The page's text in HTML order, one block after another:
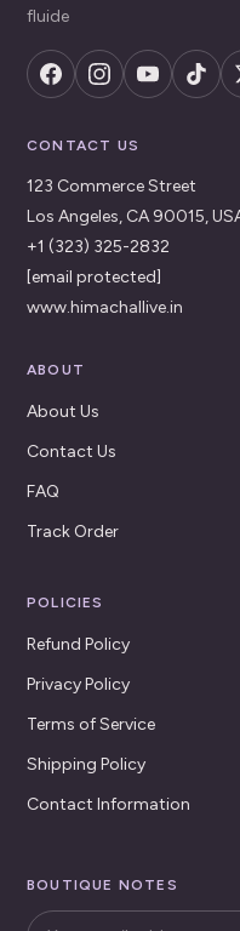
fluide
CONTACT US
123 Commerce Street
Los Angeles, CA 90015,
+1 (323) 325-2832
[email protected]
www.himachallive.in
ABOUT
About Us
Contact Us
FAQ
Track Order
POLICIES
Refund Policy
Privacy Policy
Terms of Service
Shipping Policy
Contact Information
BOUTIQUE NOTES